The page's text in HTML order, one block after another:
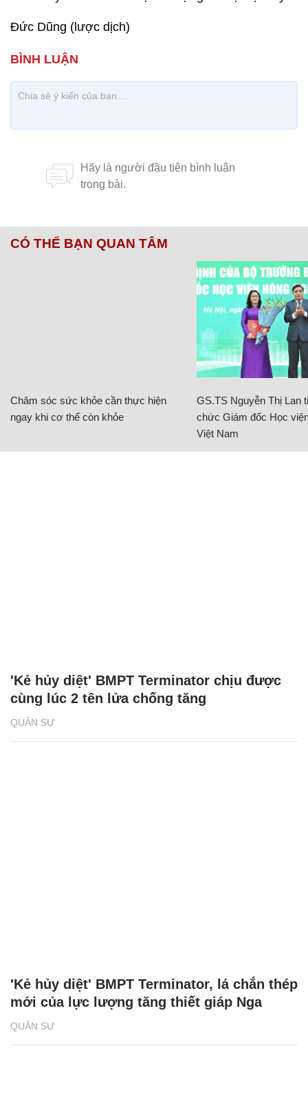
Đức Dũng (lược dịch)
CÓ THỂ BẠN QUAN TÂM
Chăm sóc sức khỏe cần thực hiện
ngay khi cơ thể còn khỏe
GS.TS Nguyễn Thị Lan
chức Giám đốc Học
Việt Nam
QUÂN SỰ
'Kẻ hủy diệt' BMPT Terminator chịu được
cùng lúc 2 tên lửa chống tăng
QUÂN SỰ
'Kẻ hủy diệt' BMPT Terminator, lá chắn thép
mới của lực lượng tăng thiết giáp Nga